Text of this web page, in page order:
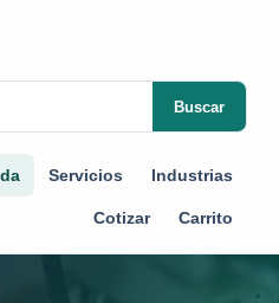
Buscar
Servicios Industrias
Cotizar Carrito